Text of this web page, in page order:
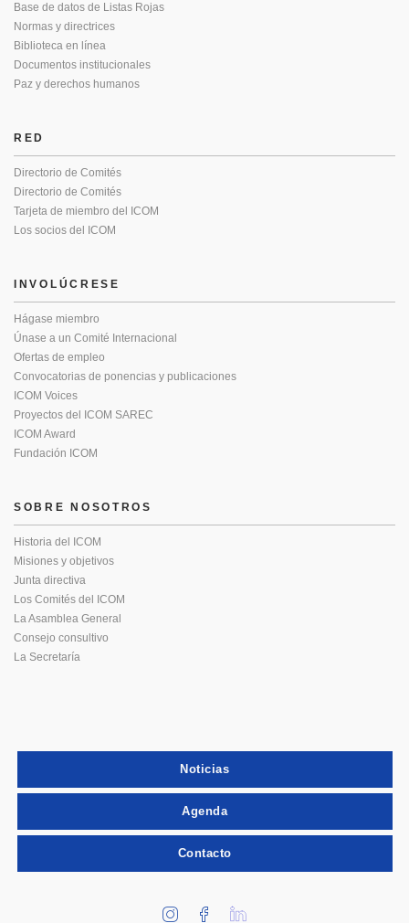
Base de datos de Listas Rojas
Normas y directrices
Biblioteca en línea
Documentos institucionales
Paz y derechos humanos
RED
Directorio de Comités
Directorio de Comités
Tarjeta de miembro del ICOM
Los socios del ICOM
INVOLÚCRESE
Hágase miembro
Únase a un Comité Internacional
Ofertas de empleo
Convocatorias de ponencias y publicaciones
ICOM Voices
Proyectos del ICOM SAREC
ICOM Award
Fundación ICOM
SOBRE NOSOTROS
Historia del ICOM
Misiones y objetivos
Junta directiva
Los Comités del ICOM
La Asamblea General
Consejo consultivo
La Secretaría
Noticias
Agenda
Contacto